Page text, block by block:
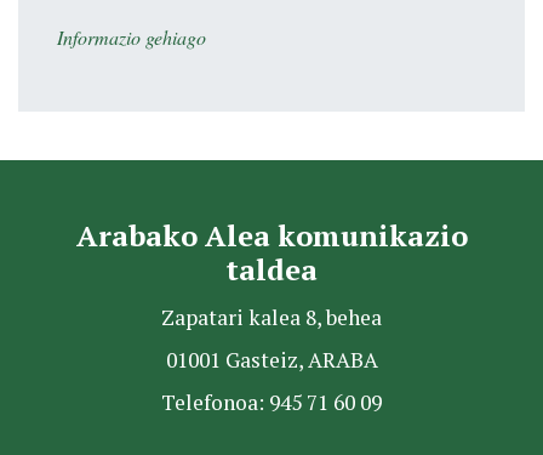
Informazio gehiago
Arabako Alea komunikazio
taldea
Zapatari kalea 8, behea
01001 Gasteiz, ARABA
Telefonoa: 945 71 60 09